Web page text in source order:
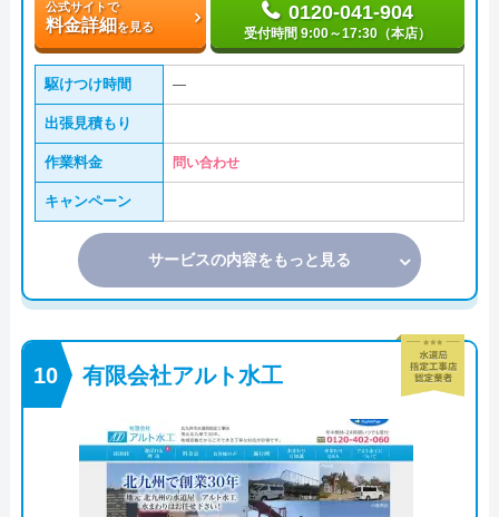
公式サイトで
料金詳細を見る
0120-041-904
受付時間 9:00～17:30（本店）
駆けつけ時間 ―
出張見積もり
作業料金 問い合わせ
キャンペーン
サービスの内容をもっと見る
有限会社アルト水工